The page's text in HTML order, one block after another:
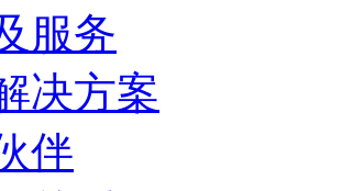
服务
决方案
伴